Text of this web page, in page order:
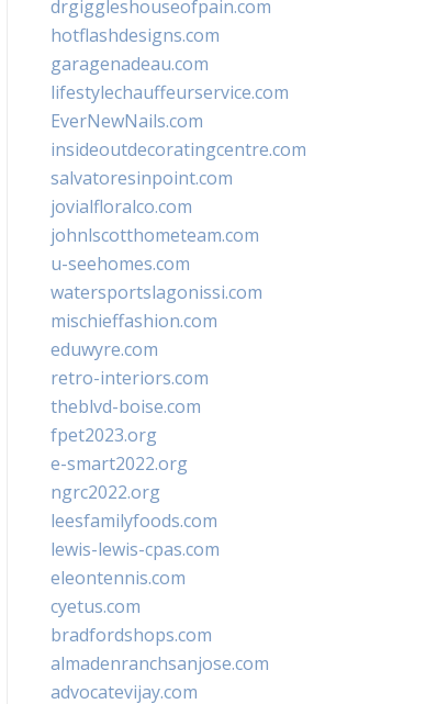
drgiggleshouseofpain.com
hotflashdesigns.com
garagenadeau.com
lifestylechauffeurservice.com
EverNewNails.com
insideoutdecoratingcentre.com
salvatoresinpoint.com
jovialfloralco.com
johnlscotthometeam.com
u-seehomes.com
watersportslagonissi.com
mischieffashion.com
eduwyre.com
retro-interiors.com
theblvd-boise.com
fpet2023.org
e-smart2022.org
ngrc2022.org
leesfamilyfoods.com
lewis-lewis-cpas.com
eleontennis.com
cyetus.com
bradfordshops.com
almadenranchsanjose.com
advocatevijay.com